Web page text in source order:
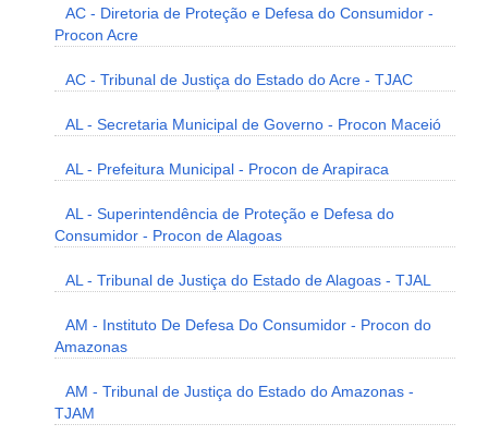
AC - Diretoria de Proteção e Defesa do Consumidor -
Procon Acre
AC - Tribunal de Justiça do Estado do Acre - TJAC
AL - Secretaria Municipal de Governo - Procon Maceió
AL - Prefeitura Municipal - Procon de Arapiraca
AL - Superintendência de Proteção e Defesa do
Consumidor - Procon de Alagoas
AL - Tribunal de Justiça do Estado de Alagoas - TJAL
AM - Instituto De Defesa Do Consumidor - Procon do
Amazonas
AM - Tribunal de Justiça do Estado do Amazonas -
TJAM